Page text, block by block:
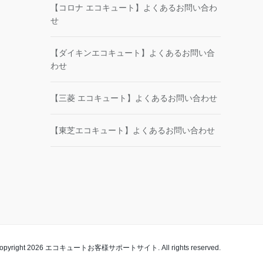
【コロナ エコキュート】よくあるお問い合わ
せ
【ダイキンエコキュート】よくあるお問い合
わせ
【三菱 エコキュート】よくあるお問い合わせ
【東芝エコキュート】よくあるお問い合わせ
2026 エコキュートお客様サポートサイト. All rights reserved.